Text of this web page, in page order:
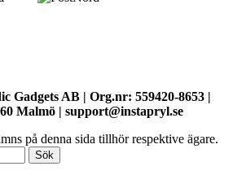
Gadgets AB | Org.nr: 559420-8653 |
Malmö | support@instapryl.se
på denna sida tillhör respektive ägare.
Sök